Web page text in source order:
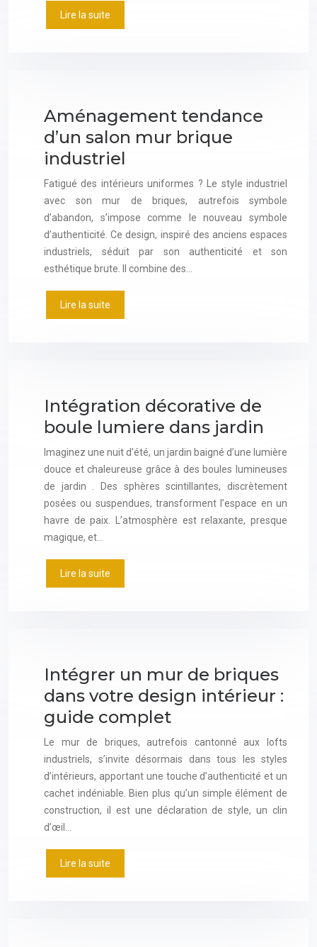
Lire la suite
Aménagement tendance
d’un salon mur brique
industriel
Fatigué des intérieurs uniformes ? Le style industriel
avec son mur de briques, autrefois symbole
d’abandon, s’impose comme le nouveau symbole
d’authenticité. Ce design, inspiré des anciens espaces
industriels, séduit par son authenticité et son
esthétique brute. Il combine des…
Lire la suite
Intégration décorative de
boule lumiere dans jardin
Imaginez une nuit d’été, un jardin baigné d’une lumière
douce et chaleureuse grâce à des boules lumineuses
de jardin . Des sphères scintillantes, discrètement
posées ou suspendues, transforment l’espace en un
havre de paix. L’atmosphère est relaxante, presque
magique, et…
Lire la suite
Intégrer un mur de briques
dans votre design intérieur :
guide complet
Le mur de briques, autrefois cantonné aux lofts
industriels, s’invite désormais dans tous les styles
d’intérieurs, apportant une touche d’authenticité et un
cachet indéniable. Bien plus qu’un simple élément de
construction, il est une déclaration de style, un clin
d’œil…
Lire la suite